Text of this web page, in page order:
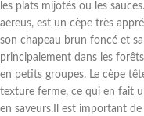
les plats mijotés ou les
aereus, est un cèpe très
son chapeau brun foncé et
principalement dans les
en petits groupes. Le cèpe
texture ferme, ce qui en fait
en saveurs.Il est important